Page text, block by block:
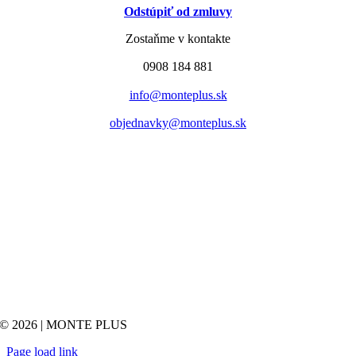
Odstúpiť od zmluvy
Zostaňme v kontakte
0908 184 881
info@monteplus.sk
objednavky@monteplus.sk
© 2026 | MONTE PLUS
Page load link